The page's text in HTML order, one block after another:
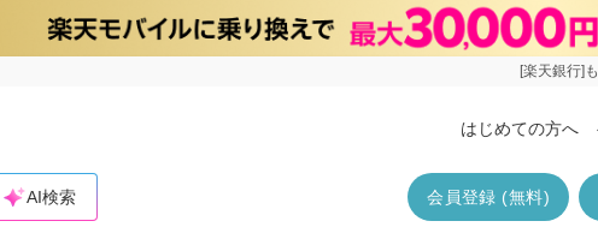
[楽天銀行]
はじめての方へ
会員登録 (無料)
AI検索